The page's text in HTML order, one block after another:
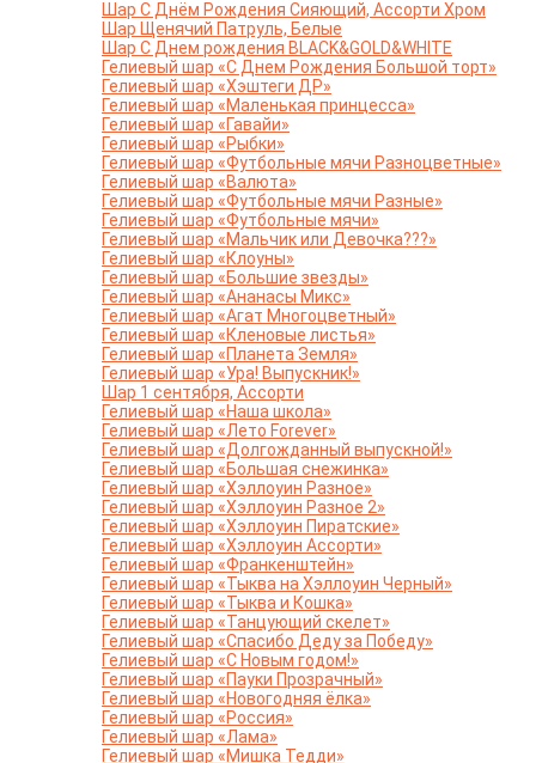
Шар С Днём Рождения Сияющий, Ассорти Хром
Шар Щенячий Патруль, Белые
Шар С Днем рождения BLACK&GOLD&WHITE
Гелиевый шар «С Днем Рождения Большой торт»
Гелиевый шар «Хэштеги ДР»
Гелиевый шар «Маленькая принцесса»
Гелиевый шар «Гавайи»
Гелиевый шар «Рыбки»
Гелиевый шар «Футбольные мячи Разноцветные»
Гелиевый шар «Валюта»
Гелиевый шар «Футбольные мячи Разные»
Гелиевый шар «Футбольные мячи»
Гелиевый шар «Мальчик или Девочка???»
Гелиевый шар «Клоуны»
Гелиевый шар «Большие звезды»
Гелиевый шар «Ананасы Микс»
Гелиевый шар «Агат Многоцветный»
Гелиевый шар «Кленовые листья»
Гелиевый шар «Планета Земля»
Гелиевый шар «Ура! Выпускник!»
Шар 1 сентября, Ассорти
Гелиевый шар «Наша школа»
Гелиевый шар «Лето Forever»
Гелиевый шар «Долгожданный выпускной!»
Гелиевый шар «Большая снежинка»
Гелиевый шар «Хэллоуин Разное»
Гелиевый шар «Хэллоуин Разное 2»
Гелиевый шар «Хэллоуин Пиратские»
Гелиевый шар «Хэллоуин Ассорти»
Гелиевый шар «Франкенштейн»
Гелиевый шар «Тыква на Хэллоуин Черный»
Гелиевый шар «Тыква и Кошка»
Гелиевый шар «Танцующий скелет»
Гелиевый шар «Спасибо Деду за Победу»
Гелиевый шар «С Новым годом!»
Гелиевый шар «Пауки Прозрачный»
Гелиевый шар «Новогодняя ёлка»
Гелиевый шар «Россия»
Гелиевый шар «Лама»
Гелиевый шар «Мишка Тедди»